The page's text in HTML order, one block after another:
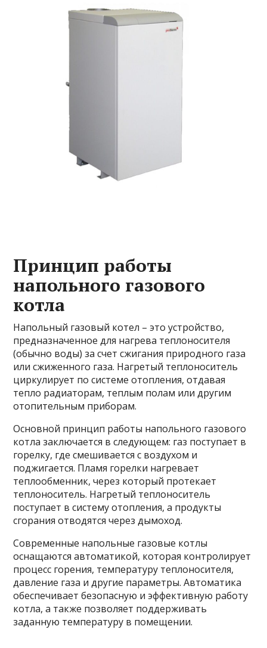
Принцип работы
напольного газового
котла
Напольный газовый котел – это устройство,
предназначенное для нагрева теплоносителя
(обычно воды) за счет сжигания природного газа
или сжиженного газа. Нагретый теплоноситель
циркулирует по системе отопления, отдавая
тепло радиаторам, теплым полам или другим
отопительным приборам.
Основной принцип работы напольного газового
котла заключается в следующем: газ поступает в
горелку, где смешивается с воздухом и
поджигается. Пламя горелки нагревает
теплообменник, через который протекает
теплоноситель. Нагретый теплоноситель
поступает в систему отопления, а продукты
сгорания отводятся через дымоход.
Современные напольные газовые котлы
оснащаются автоматикой, которая контролирует
процесс горения, температуру теплоносителя,
давление газа и другие параметры. Автоматика
обеспечивает безопасную и эффективную работу
котла, а также позволяет поддерживать
заданную температуру в помещении.